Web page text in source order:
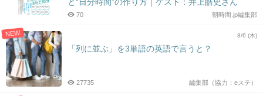
朝時間.jp編集部
70
NEW 8/6 (木)
「列に並ぶ」を3単語の英語で言うと？
編集部（協力：eステ）
27735